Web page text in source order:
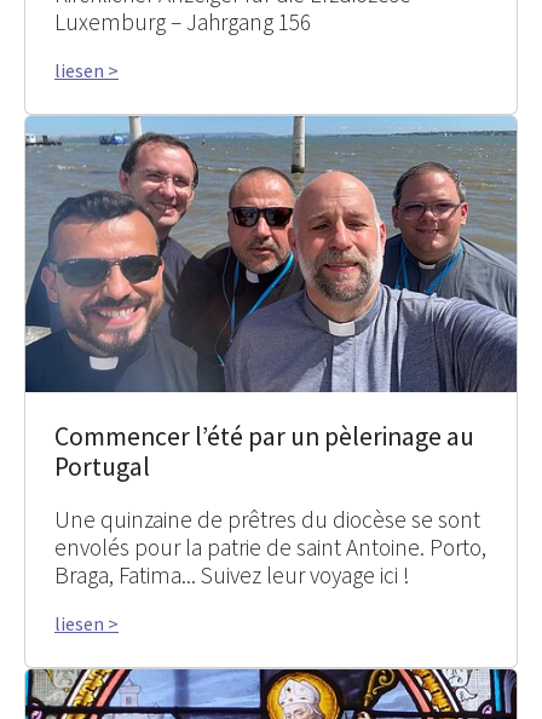
Luxemburg – Jahrgang 156
liesen >
Commencer l’été par un pèlerinage au
Portugal
Une quinzaine de prêtres du diocèse se sont
envolés pour la patrie de saint Antoine. Porto,
Braga, Fatima... Suivez leur voyage ici !
liesen >